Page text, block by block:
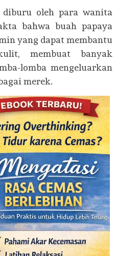
diburu oleh para wanita
bahwa buah papaya
yang dapat membantu
membuat banyak
lomba mengeluarkan
merek.